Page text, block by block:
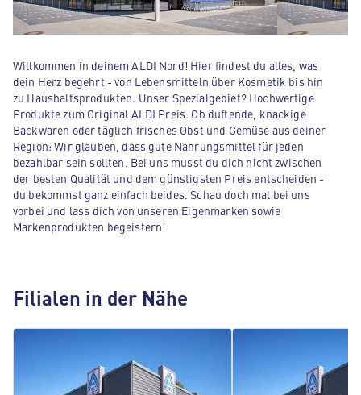
Willkommen in deinem ALDI Nord! Hier findest du alles, was
dein Herz begehrt - von Lebensmitteln über Kosmetik bis hin
zu Haushaltsprodukten. Unser Spezialgebiet? Hochwertige
Produkte zum Original ALDI Preis. Ob duftende, knackige
Backwaren oder täglich frisches Obst und Gemüse aus deiner
Region: Wir glauben, dass gute Nahrungsmittel für jeden
bezahlbar sein sollten. Bei uns musst du dich nicht zwischen
der besten Qualität und dem günstigsten Preis entscheiden -
du bekommst ganz einfach beides. Schau doch mal bei uns
vorbei und lass dich von unseren Eigenmarken sowie
Markenprodukten begeistern!
Filialen in der Nähe